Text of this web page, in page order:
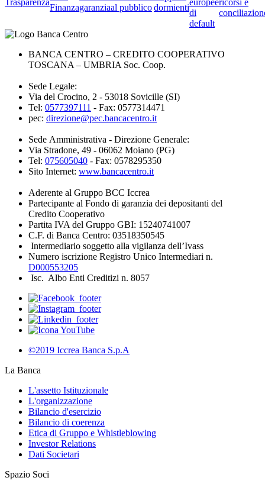
Finanzagaranziaal pubblicodormienti
di
default
BANCA CENTRO – CREDITO COOPERATIVO
TOSCANA – UMBRIA Soc. Coop.
Sede Legale:
Via del Crocino, 2 - 53018 Sovicille (SI)
Tel: 0577397111 - Fax: 0577314471
pec: direzione@pec.bancacentro.it
Sede Amministrativa - Direzione Generale:
Via Stradone, 49 - 06062 Moiano (PG)
Tel: 075605040 - Fax: 0578295350
Sito Internet: www.bancacentro.it
Aderente al Gruppo BCC Iccrea
Partecipante al Fondo di garanzia dei depositanti del
Credito Cooperativo
Partita IVA del Gruppo GBI: 15240741007
C.F. di Banca Centro: 03518350545
Intermediario soggetto alla vigilanza dell’Ivass
Numero iscrizione Registro Unico Intermediari n.
D000553205
Isc. Albo Enti Creditizi n. 8057
©2019 Iccrea Banca S.p.A
La Banca
L'assetto Istituzionale
L'organizzazione
Bilancio d'esercizio
Bilancio di coerenza
Etica di Gruppo e Whistleblowing
Investor Relations
Dati Societari
Spazio Soci